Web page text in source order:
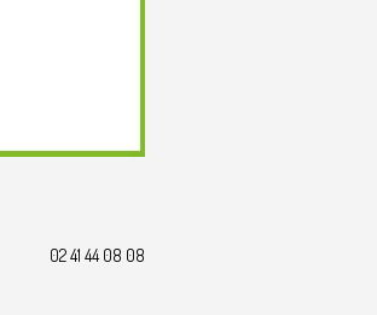
02 41 44 08 08